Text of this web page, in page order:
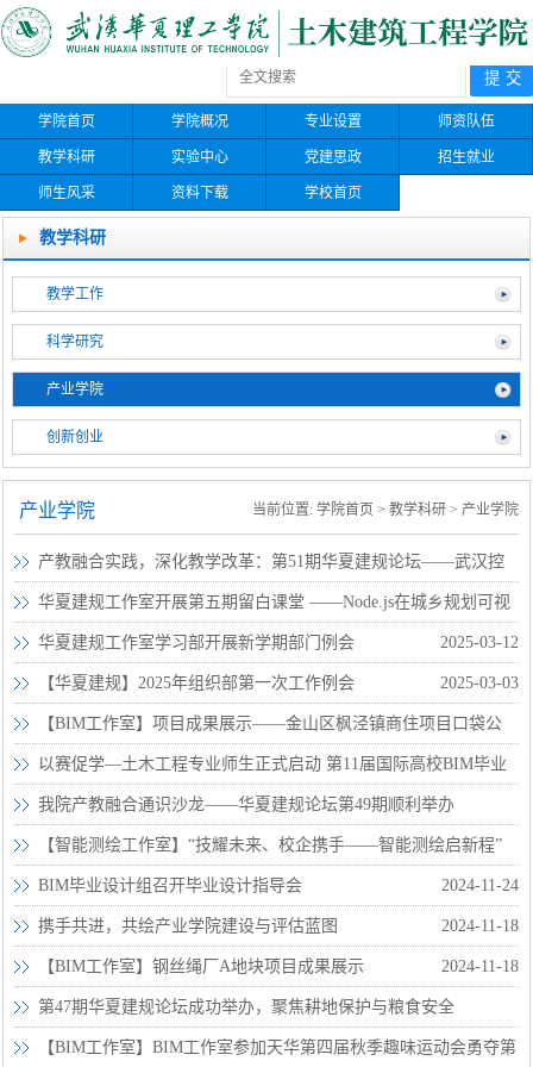
学院首页 学院概况 专业设置 师资队伍
教学科研 实验中心 党建思政 招生就业
师生风采 资料下载 学校首页
教学科研
教学工作
科学研究
产业学院
创新创业
产业学院 当前位置: 学院首页> 教学科研> 产业学院
产教融合实践，深化教学改革：第51期华夏建规论坛——武汉控
制性详细规划编 2025-03-24
华夏建规工作室开展第五期留白课堂 ——Node.js在城乡规划可视
化系统的应用 2025-03-19
华夏建规工作室学习部开展新学期部门例会 2025-03-12
【华夏建规】2025年组织部第一次工作例会 2025-03-03
【BIM工作室】项目成果展示——金山区枫泾镇商住项目口袋公
园 2024-12-26
以赛促学—土木工程专业师生正式启动 第11届国际高校BIM毕业
设计创新大赛工 2024-12-23
我院产教融合通识沙龙——华夏建规论坛第49期顺利举办
2024-12-11
【智能测绘工作室】“技耀未来、校企携手——智能测绘启新程”
主题产教融合 2024-12-09
BIM毕业设计组召开毕业设计指导会 2024-11-24
携手共进，共绘产业学院建设与评估蓝图 2024-11-18
【BIM工作室】钢丝绳厂A地块项目成果展示 2024-11-18
第47期华夏建规论坛成功举办，聚焦耕地保护与粮食安全
2024-11-16
【BIM工作室】BIM工作室参加天华第四届秋季趣味运动会勇夺第